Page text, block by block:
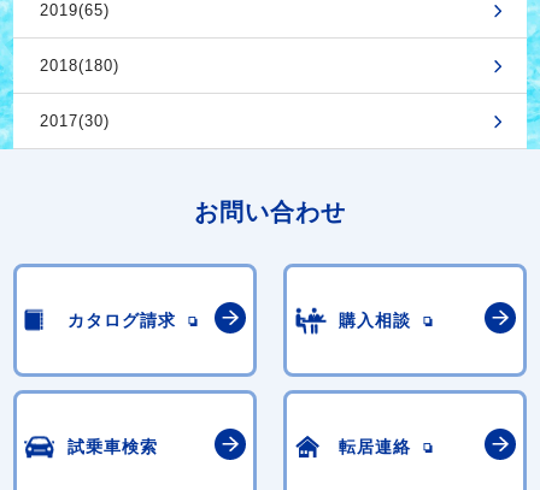
2019(65)
2018(180)
2017(30)
お問い合わせ
カタログ請求 購入相談
試乗車検索 転居連絡